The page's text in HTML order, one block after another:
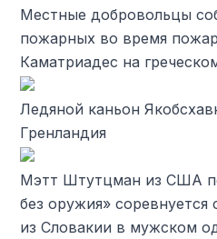
Местные добровольцы
пожарных во время
Каматриадес на
Ледяной каньон
Гренландия
Мэтт Штутцман из США
без оружия»
из Словакии в мужском